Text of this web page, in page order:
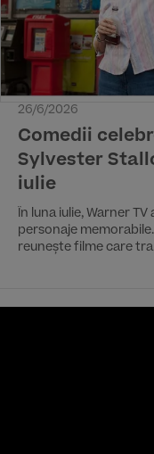
26/6/2026
Comedii
Sylvester
iulie
În luna iulie, Warner
personaje
reunește filme care